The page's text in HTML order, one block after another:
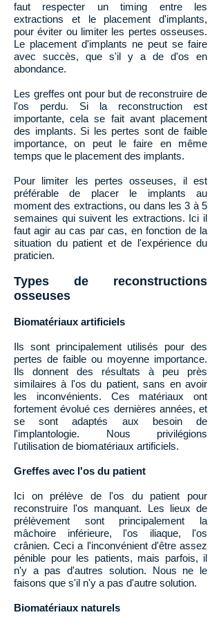
faut respecter un timing entre les
extractions et le placement d'implants,
pour éviter ou limiter les pertes osseuses.
Le placement d'implants ne peut se faire
avec succès, que s'il y a de d'os en
abondance.
Les greffes ont pour but de reconstruire de
l'os perdu. Si la reconstruction est
importante, cela se fait avant placement
des implants. Si les pertes sont de faible
importance, on peut le faire en même
temps que le placement des implants.
Pour limiter les pertes osseuses, il est
préférable de placer le implants au
moment des extractions, ou dans les 3 à 5
semaines qui suivent les extractions. Ici il
faut agir au cas par cas, en fonction de la
situation du patient et de l'expérience du
praticien.
Types de reconstructions
osseuses
Biomatériaux artificiels
Ils sont principalement utilisés pour des
pertes de faible ou moyenne importance.
Ils donnent des résultats à peu près
similaires à l'os du patient, sans en avoir
les inconvénients. Ces matériaux ont
fortement évolué ces dernières années, et
se sont adaptés aux besoin de
l'implantologie. Nous privilégions
l'utilisation de biomatériaux artificiels.
Greffes avec l'os du patient
Ici on prélève de l'os du patient pour
reconstruire l'os manquant. Les lieux de
prélèvement sont principalement la
mâchoire inférieure, l'os iliaque, l'os
crânien. Ceci a l'inconvénient d'être assez
pénible pour les patients, mais parfois, il
n'y a pas d'autres solution. Nous ne le
faisons que s'il n'y a pas d'autre solution.
Biomatériaux naturels